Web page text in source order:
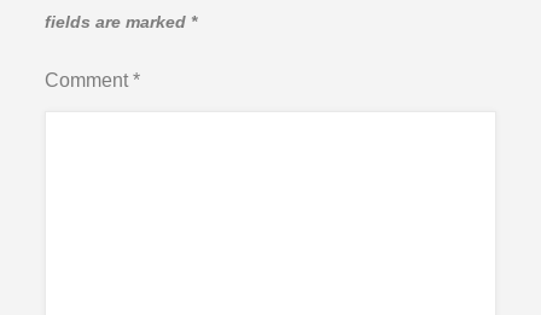
fields are marked *
Comment*